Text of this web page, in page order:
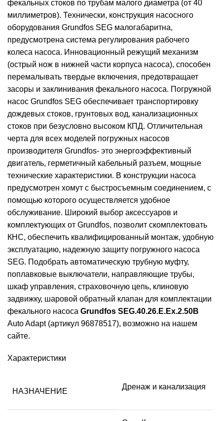
фекальных стоков по трубам малого диаметра (от 40
миллиметров). Технически, конструкция насосного
оборудования Grundfos SEG малогабаритна,
предусмотрена система регулирования рабочего
колеса насоса. Инновационный режущий механизм
(острый нож в нижней части корпуса насоса), способен
перемалывать твердые включения, предотвращает
засоры и заклинивания фекального насоса. Погружной
насос Grundfos SEG обеспечивает транспортировку
дождевых стоков, грунтовых вод, канализационных
стоков при безусловно высоком КПД. Отличительная
черта для всех моделей погружных насосов
производителя Grundfos- это энергоэффективный
двигатель, герметичный кабельный разъем, мощные
технические характеристики. В конструкции насоса
предусмотрен хомут с быстросъемным соединением, с
помощью которого осуществляется удобное
обслуживание. Широкий выбор аксессуаров и
комплектующих от Grundfos, позволит скомплектовать
КНС, обеспечить квалифицированный монтаж, удобную
эксплуатацию, надежную защиту погружного насоса
SEG. Подобрать автоматическую трубную муфту,
поплавковые выключатели, направляющие трубы,
шкаф управления, страховочную цепь, клиновую
задвижку, шаровой обратный клапан для комплектации
фекального насоса Grundfos SEG.40.26.E.Ex.2.50B
Auto Adapt (артикул 96878517), возможно на нашем
сайте.
Характеристики
НАЗНАЧЕНИЕ
Дренаж и канализация